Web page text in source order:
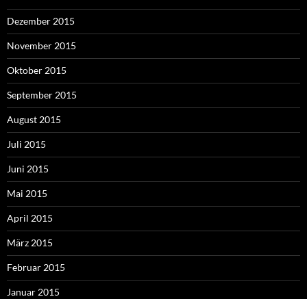
Dezember 2015
November 2015
Oktober 2015
September 2015
August 2015
Juli 2015
Juni 2015
Mai 2015
April 2015
März 2015
Februar 2015
Januar 2015